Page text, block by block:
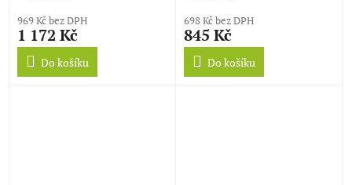
969 Kč bez DPH
1 172 Kč
Do košíku
698 Kč bez DPH
845 Kč
Do košíku